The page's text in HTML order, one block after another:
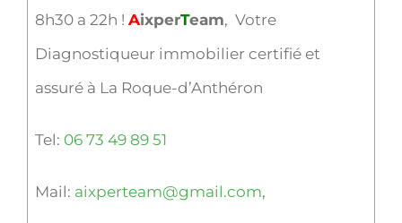
8h30 a 22h ! AixperTeam, Votre
Diagnostiqueur immobilier certifié et
assuré à La Roque-d’Anthéron
Tel: 06 73 49 89 51
Mail: aixperteam@gmail.com,